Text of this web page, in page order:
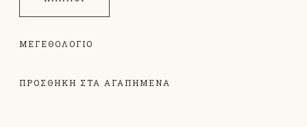
ΜΕΓΕΘΟΛΌΓΙΟ
ΠΡΟΣΘΗΚΗ ΣΤΑ ΑΓΑΠΗΜΕΝΑ